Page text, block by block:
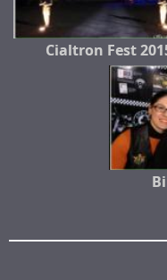
Cialtron Fest